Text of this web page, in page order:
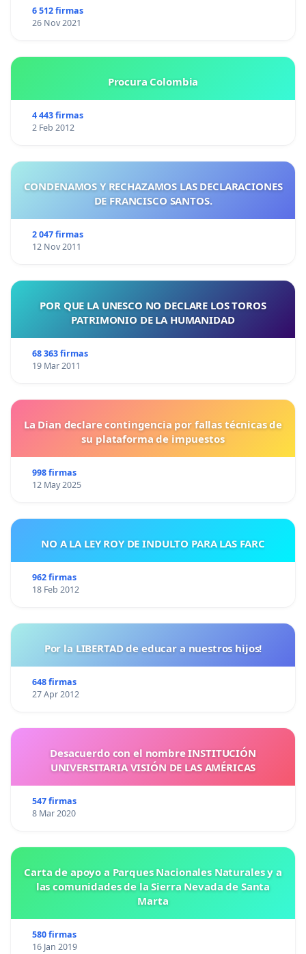
6 512 firmas
26 Nov 2021
Procura Colombia
4 443 firmas
2 Feb 2012
CONDENAMOS Y RECHAZAMOS LAS DECLARACIONES
DE FRANCISCO SANTOS.
2 047 firmas
12 Nov 2011
POR QUE LA UNESCO NO DECLARE LOS TOROS
PATRIMONIO DE LA HUMANIDAD
68 363 firmas
19 Mar 2011
La Dian declare contingencia por fallas técnicas de
su plataforma de impuestos
998 firmas
12 May 2025
NO A LA LEY ROY DE INDULTO PARA LAS FARC
962 firmas
18 Feb 2012
Por la LIBERTAD de educar a nuestros hijos!
648 firmas
27 Apr 2012
Desacuerdo con el nombre INSTITUCIÓN
UNIVERSITARIA VISIÓN DE LAS AMÉRICAS
547 firmas
8 Mar 2020
Carta de apoyo a Parques Nacionales Naturales y a
las comunidades de la Sierra Nevada de Santa
Marta
580 firmas
16 Jan 2019